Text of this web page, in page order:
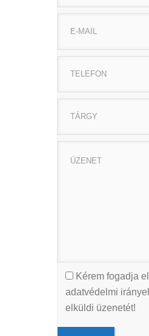
Kérem fogadja
adatvédelmi
elküldi üzenetét!